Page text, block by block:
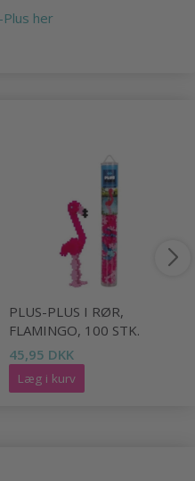
her
PLUS-PLUS I RØR,
FLAMINGO, 100 STK.
45,95 DKK
Læg i kurv